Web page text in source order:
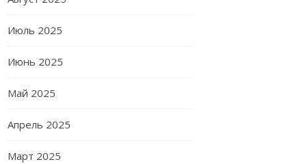
Июль 2025
Июнь 2025
Май 2025
Апрель 2025
Март 2025